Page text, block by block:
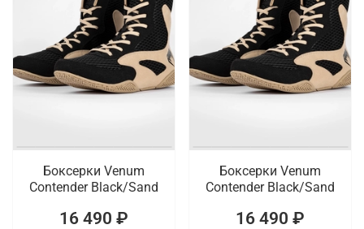
Боксерки Venum
Contender Black/Sand
16 490 ₽
Боксерки Venum
Contender Black/Sand
16 490 ₽